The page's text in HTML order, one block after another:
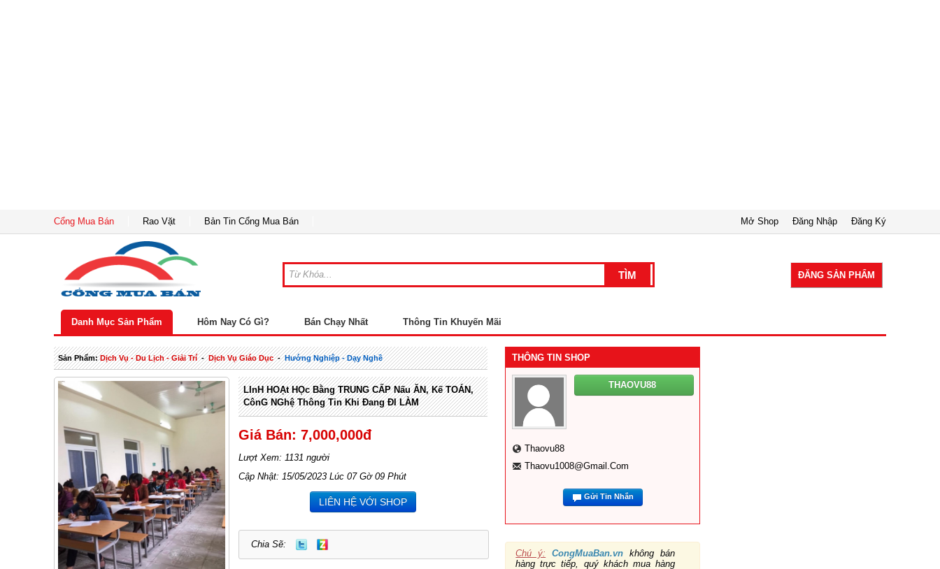
Cổng Mua Bán Rao Vặt Bản Tin Cổng Mua Bán Đăng Ký
Đăng Nhập
Mở Shop
ĐĂNG SẢN PHẨM
Danh Mục Sản Phẩm Hôm Nay Có Gì? Bán Chạy Nhất Thông Tin Khuyến Mãi
Sản Phẩm:Dịch Vụ - Du Lịch - Giải Trí-Dịch Vụ Giáo Dục-Hướng Nghiệp - Dạy Nghề
LInH HOẠt HỌc Bằng TRUNG CẤP Nấu ĂN, Kế TOÁN,
CônG NGhệ Thông Tin Khi Đang ĐI LÀM
Giá Bán: 7,000,000đ
Lượt Xem: 1131 người
Cập Nhật: 15/05/2023 Lúc 07 Gờ 09 Phút
LIÊN HỆ VỚI SHOP
Chia Sẽ:
THÔNG TIN SHOP
THAOVU88
Thaovu88
Thaovu1008@gmail.com
Gửi Tin Nhắn
Chú ý: CongMuaBan.vn không bán
hàng trực tiếp, quý khách mua hàng